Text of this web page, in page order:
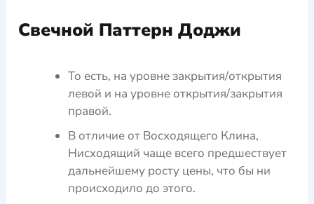
Свечной Паттерн Доджи
То есть, на уровне закрытия/открытия
левой и на уровне открытия/закрытия
правой.
В отличие от Восходящего Клина,
Нисходящий чаще всего предшествует
дальнейшему росту цены, что бы ни
происходило до этого.